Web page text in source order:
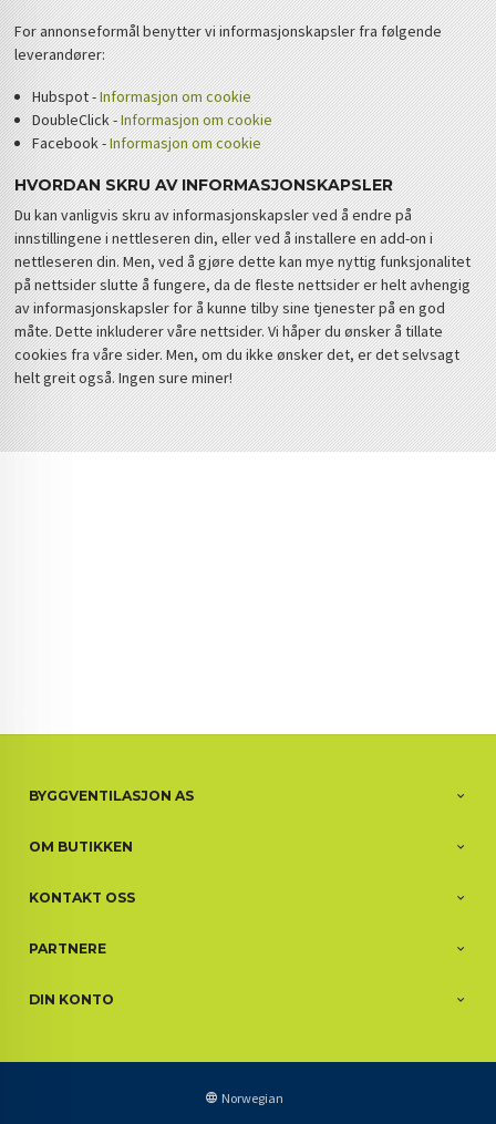
For annonseformål benytter vi informasjonskapsler fra følgende
leverandører:
Hubspot -Informasjon om cookie
DoubleClick -Informasjon om cookie
Facebook -Informasjon om cookie
HVORDAN SKRU AV INFORMASJONSKAPSLER
Du kan vanligvis skru av informasjonskapsler ved å endre på
innstillingene i nettleseren din, eller ved å installere en add-on i
nettleseren din. Men, ved å gjøre dette kan mye nyttig funksjonalitet
på nettsider slutte å fungere, da de fleste nettsider er helt avhengig
av informasjonskapsler for å kunne tilby sine tjenester på en god
måte. Dette inkluderer våre nettsider. Vi håper du ønsker å tillate
cookies fra våre sider. Men, om du ikke ønsker det, er det selvsagt
helt greit også. Ingen sure miner!
BYGGVENTILASJON AS
OM BUTIKKEN
KONTAKT OSS
PARTNERE
DIN KONTO
Norwegian